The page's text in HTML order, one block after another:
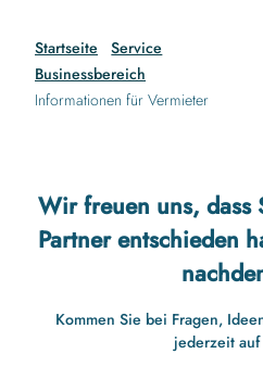
Startseite
Service
Businessbereich
Informationen für Vermieter
Wir freuen uns, dass
Partner entschieden
Kommen Sie bei Fragen,
jederzeit